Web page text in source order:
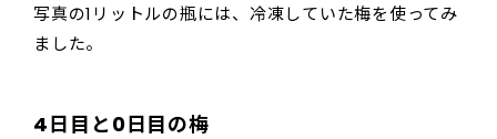
写真の1リットルの瓶には、冷凍していた梅を使ってみ
ました。
4日目と0日目の梅